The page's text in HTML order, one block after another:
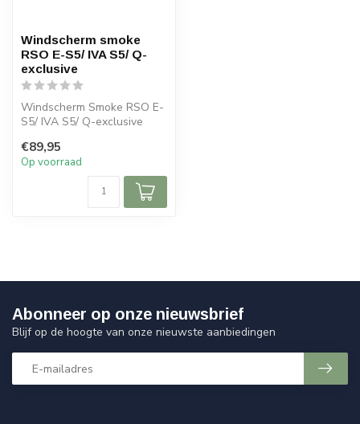
Windscherm smoke
RSO E-S5/ IVA S5/ Q-
exclusive
Windscherm Smoke RSO E-
S5/ IVA S5/ Q-exclusive
€89,95
Op voorraad
Abonneer op onze nieuwsbrief
Blijf op de hoogte van onze nieuwste aanbiedingen